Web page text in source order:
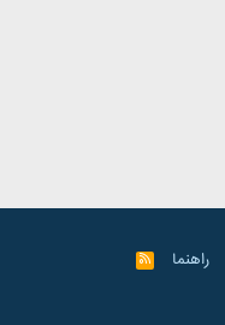
راهنما
R
S